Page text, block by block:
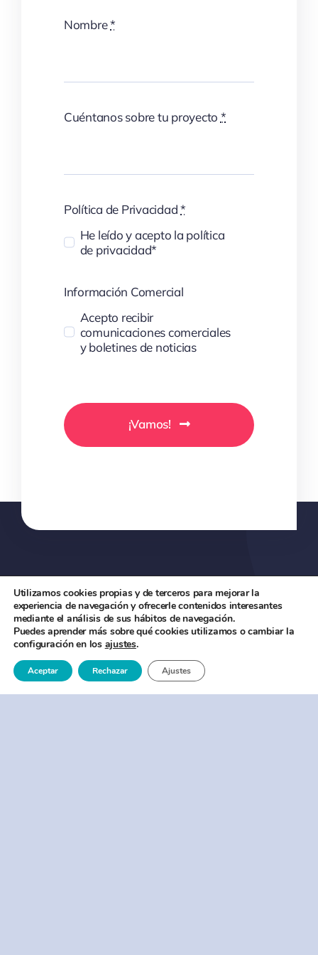
Nombre*
Cuéntanos sobre tu proyecto *
Política de Privacidad*
He leído y acepto la política
de privacidad*
Información Comercial
Acepto recibir
comunicaciones comerciales
y boletines de noticias
¡Vamos!
Utilizamos cookies propias y de terceros para mejorar la
experiencia de navegación y ofrecerle contenidos interesantes
mediante el análisis de sus hábitos de navegación.
Puedes aprender más sobre qué cookies utilizamos o cambiar la
configuración en los ajustes.
Aceptar Rechazar Ajustes